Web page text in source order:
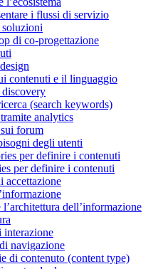
i flussi di servizio
soluzioni
di co-progettazione
contenuti e il linguaggio
(search keywords)
analytics
forum
degli utenti
per definire i contenuti
per definire i contenuti
accettazione
dell’informazione
interazione
navigazione
di contenuto (content type)